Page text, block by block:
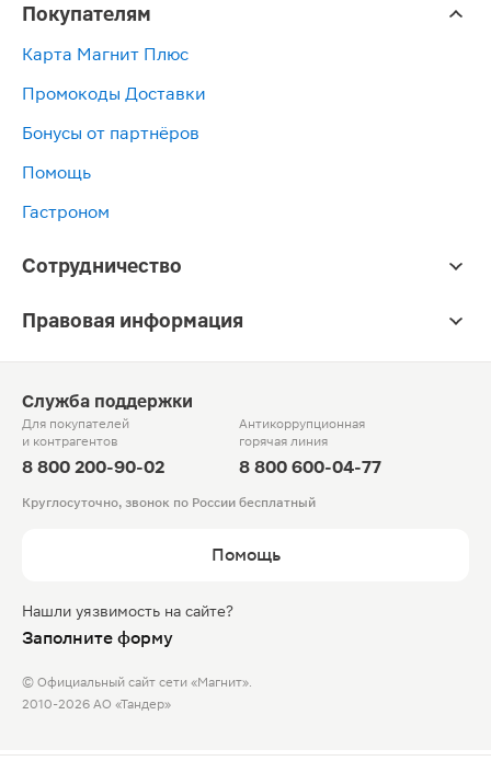
Покупателям
Карта Магнит Плюс
Промокоды Доставки
Бонусы от партнёров
Помощь
Гастроном
Сотрудничество
Правовая информация
Служба поддержки
Для покупателей
и контрагентов
8 800 200-90-02
Антикоррупционная
горячая линия
8 800 600-04-77
Круглосуточно, звонок по России бесплатный
Помощь
Нашли уязвимость на сайте?
Заполните форму
© Официальный сайт сети «Магнит».
2010-2026 АО «Тандер»